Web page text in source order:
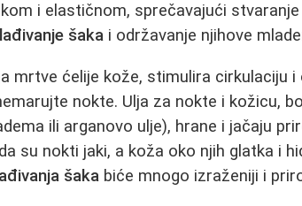
i elastičnom, sprečavajući
šaka i održavanje njihove
mrtve ćelije kože, stimulira cirkulaciju
nokte. Ulja za nokte i kožicu,
ili arganovo ulje), hrane i jačaju
su nokti jaki, a koža oko njih glatka i
šaka biće mnogo izraženiji i